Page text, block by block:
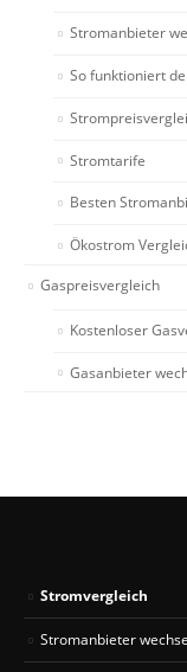
Stromanbieter
So funktioniert
Stromtarife
Besten
Ökostrom
Gaspreisvergleich
Kostenloser
Gasanbieter
Stromvergleich
Stromanbieter